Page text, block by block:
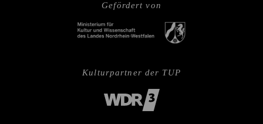
Gefördert von
Kulturpartner der TUP